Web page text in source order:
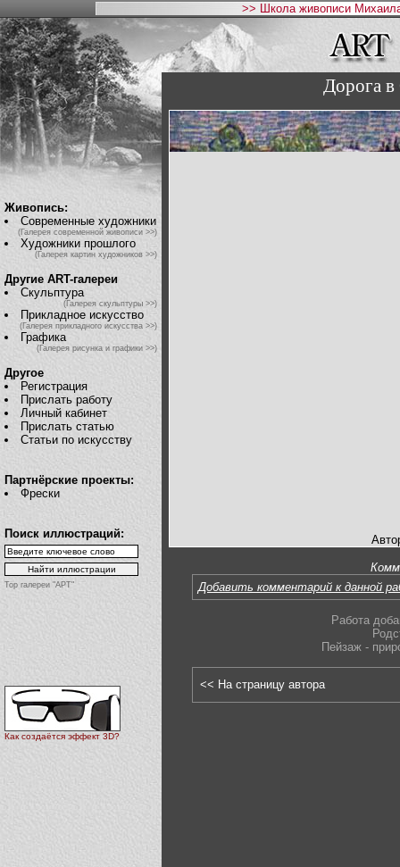
>> Школа живописи
Живопись:
Современные художники
(Галерея современной живописи >>)
Художники прошлого
(Галерея картин художников >>)
Другие ART-галереи
Скульптура
(Галерея скульптуры >>)
Прикладное искусство
(Галерея прикладного искусства >>)
Графика
(Галерея рисунка и графики >>)
Другое
Регистрация
Прислать работу
Личный кабинет
Прислать статью
Статьи по искусству
Партнёрские проекты:
Фрески
Поиск иллюстраций:
Top галереи "АРТ"
Как создаётся эффект 3D?
Дорога в
Добавить комментарий к данной
Работа
Пейзаж -
<< На страницу автора